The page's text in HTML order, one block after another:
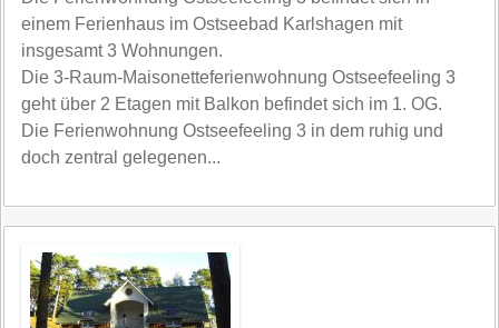
einem Ferienhaus im Ostseebad Karlshagen mit
insgesamt 3 Wohnungen.
Die 3-Raum-Maisonetteferienwohnung Ostseefeeling 3
geht über 2 Etagen mit Balkon befindet sich im 1. OG.
Die Ferienwohnung Ostseefeeling 3 in dem ruhig und
doch zentral gelegenen...